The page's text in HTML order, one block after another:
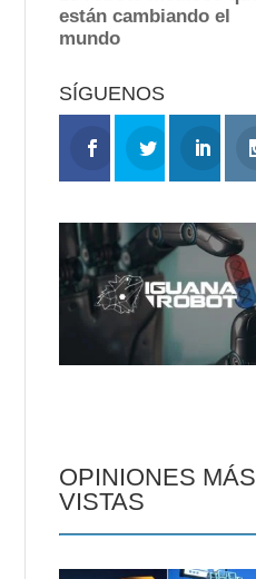
SÍGUENOS
OPINIONES MÁS
VISTAS